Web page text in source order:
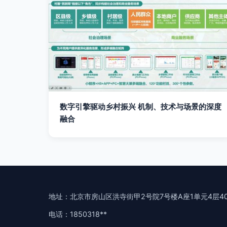
数字引擎驱动乡村振兴 机制、技术与场景的深度
融合
地址：北京市房山区洪寺街甲2号院7号楼A座1单元4层
电话：1850318**